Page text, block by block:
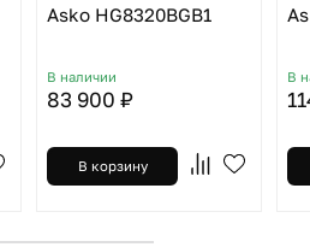
Asko HG8320BGB1
В наличии
83 900 ₽
В корзину
В